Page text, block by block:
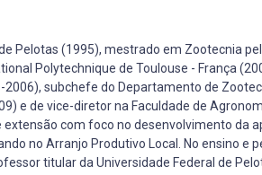
Pelotas (1995), mestrado em Zootecnia
Polytechnique de Toulouse - França
subchefe do Departamento de
e de vice-diretor na Faculdade de
com foco no desenvolvimento da
no Arranjo Produtivo Local. No ensino e
titular da Universidade Federal de